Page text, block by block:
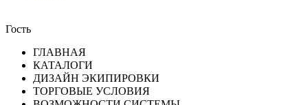
Гость
ГЛАВНАЯ
КАТАЛОГИ
ДИЗАЙН ЭКИПИРОВКИ
ТОРГОВЫЕ УСЛОВИЯ